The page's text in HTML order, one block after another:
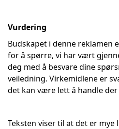
Vurdering
Budskapet i denne reklamen
for å spørre, vi har vært
deg med å besvare dine
veiledning. Virkemidlene er
det kan være lett å handle der
Teksten viser til at det er